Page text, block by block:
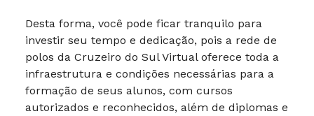
Desta forma, você pode ficar tranquilo para
investir seu tempo e dedicação, pois a rede de
polos da Cruzeiro do Sul Virtual oferece toda a
infraestrutura e condições necessárias para a
formação de seus alunos, com cursos
autorizados e reconhecidos, além de diplomas e